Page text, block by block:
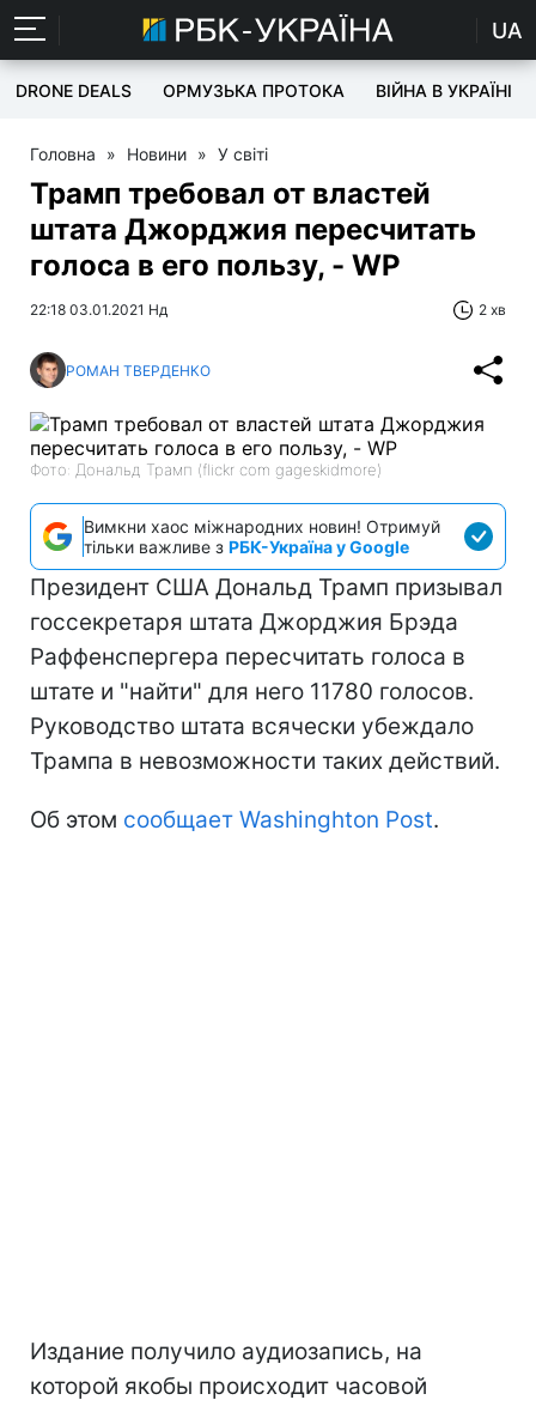
UA
DRONE DEALS ОРМУЗЬКА ПРОТОКА ВІЙНА В УКРАЇНІ
Головна » Новини » У світі
Трамп требовал от властей
штата Джорджия пересчитать
голоса в его пользу, - WP
22:18 03.01.2021 Нд 2 хв
РОМАН ТВЕРДЕНКО
Фото: Дональд Трамп (flickr com gageskidmore)
Вимкни хаос міжнародних новин! Отримуй
тільки важливе з РБК-Україна у Google
Президент США Дональд Трамп призывал
госсекретаря штата Джорджия Брэда
Раффенспергера пересчитать голоса в
штате и "найти" для него 11780 голосов.
Руководство штата всячески убеждало
Трампа в невозможности таких действий.
Об этом сообщает Washinghton Post.
Издание получило аудиозапись, на
которой якобы происходит часовой